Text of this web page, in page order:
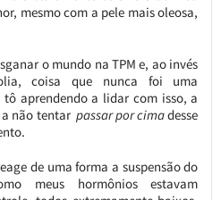
mesmo com a pele mais oleosa,
o mundo na TPM e, ao invés
coisa que nunca foi uma
aprendendo a lidar com isso, a
não tentar passar por cimadesse
de uma forma a suspensão do
meus hormônios estavam